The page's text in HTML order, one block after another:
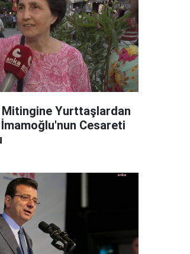
Mitingine Yurttaşlardan
Cesareti